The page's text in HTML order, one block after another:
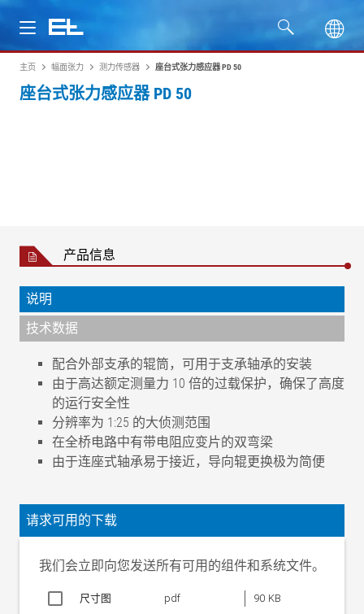
产品
主页 幅面张力 测力传感器 座台式张力感应器 PD 50
座台式张力感应器 PD 50
产品信息
说明
技术数据
配合外部支承的辊筒，可用于支承轴承的安装
由于高达额定测量力 10 倍的过载保护，确保了高度
的运行安全性
分辨率为 1:25 的大侦测范围
在全桥电路中有带电阻应变片的双弯梁
由于连座式轴承易于接近，导向辊更换极为简便
额定特性值（灵敏度）
结合误差
±.5%
特性值公差
< ±.2%
应变片桥的标称电阻
请求可用的下载
我们会立即向您发送所有可用的组件和系统文件。
尺寸图 pdf 90 KB